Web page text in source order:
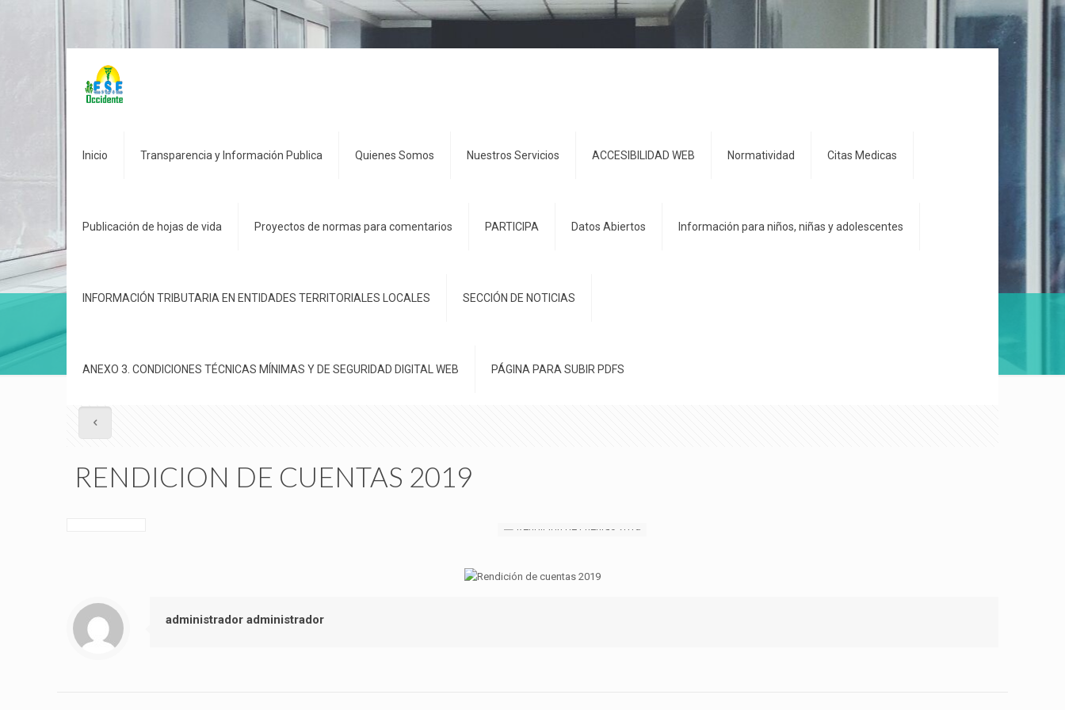
Inicio Transparencia y Información Publica Quienes Somos Nuestros Servicios ACCESIBILIDAD WEB Normatividad Citas Medicas
Publicación de hojas de vida Proyectos de normas para comentarios PARTICIPA Datos Abiertos Información para niños, niñas y adolescentes
INFORMACIÓN TRIBUTARIA EN ENTIDADES TERRITORIALES LOCALES SECCIÓN DE NOTICIAS
ANEXO 3. CONDICIONES TÉCNICAS MÍNIMAS Y DE SEGURIDAD DIGITAL WEB PÁGINA PARA SUBIR PDFS
RENDICION DE CUENTAS 2019
administrador administrador